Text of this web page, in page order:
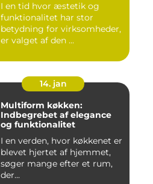
I en tid hvor æstetik og
funktionalitet har stor
betydning for virksomheder,
er valget af den ...
14. jan
Multiform køkken:
Indbegrebet af elegance
og funktionalitet
I en verden, hvor køkkenet er
blevet hjertet af hjemmet,
søger mange efter et rum,
der...